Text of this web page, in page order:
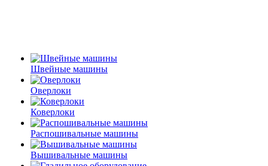
Швейные машины
Оверлоки
Коверлоки
Распошивальные машины
Вышивальные машины